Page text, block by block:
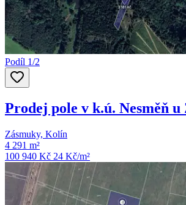
Podíl 1/2
Prodej pole v k.ú. Nesměň u
Zásmuky, Kolín
4 291 m²
100 940 Kč 24 Kč/m²